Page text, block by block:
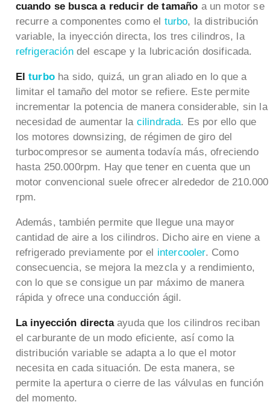
cuando se busca a reducir de tamaño a un motor se
recurre a componentes como el turbo, la distribución
variable, la inyección directa, los tres cilindros, la
refrigeración del escape y la lubricación dosificada.
Elturboha sido, quizá, un gran aliado en lo que a
limitar el tamaño del motor se refiere. Este permite
incrementar la potencia de manera considerable, sin la
necesidad de aumentar la cilindrada. Es por ello que
los motores downsizing, de régimen de giro del
turbocompresor se aumenta todavía más, ofreciendo
hasta 250.000rpm. Hay que tener en cuenta que un
motor convencional suele ofrecer alrededor de 210.000
rpm.
Además, también permite que llegue una mayor
cantidad de aire a los cilindros. Dicho aire en viene a
refrigerado previamente por el intercooler. Como
consecuencia, se mejora la mezcla y a rendimiento,
con lo que se consigue un par máximo de manera
rápida y ofrece una conducción ágil.
La inyección directaayuda que los cilindros reciban
el carburante de un modo eficiente, así como la
distribución variable se adapta a lo que el motor
necesita en cada situación. De esta manera, se
permite la apertura o cierre de las válvulas en función
del momento.